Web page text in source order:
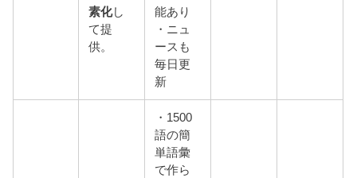
素化し
て提
供。
能あり
・ニュ
ースも
毎日更
新
・1500
語の簡
単語彙
で作ら